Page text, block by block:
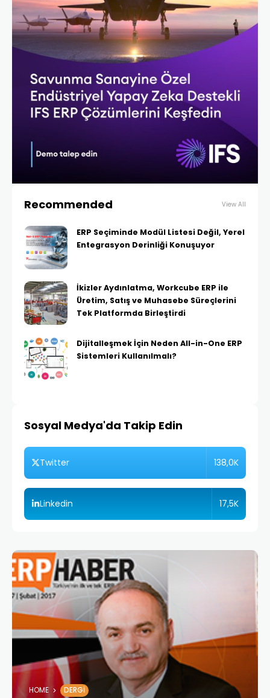
Recommended View All
ERP Seçiminde Modül Listesi Değil, Yerel
Entegrasyon Derinliği Konuşuyor
İkizler Aydınlatma, Workcube ERP ile
Üretim, Satış ve Muhasebe Süreçlerini
Tek Platformda Birleştirdi
Dijitalleşmek İçin Neden All-in-One ERP
Sistemleri Kullanılmalı?
Sosyal Medya'da Takip Edin
Twitter 138,0K
Linkedin 17,5K
HOME DERGI